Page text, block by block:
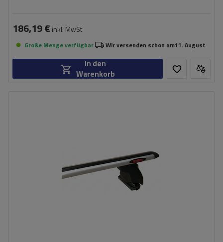
186,19 € inkl. MwSt
Große Menge verfügbar Wir versenden schon am11. August
In den
Warenkorb